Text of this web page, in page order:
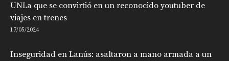
UNLa que se convirtió en un reconocido youtuber de
viajes en trenes
17/05/2024
Inseguridad en Lanús: asaltaron a mano armada a un